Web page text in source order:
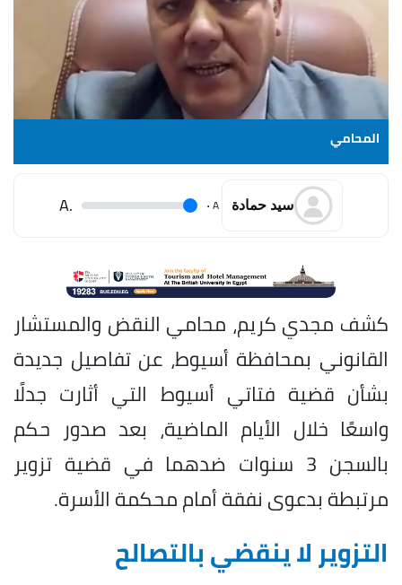
المحامي
سيد حمادة A
.
.A
كشف مجدي كريم، محامي النقض والمستشار
القانوني بمحافظة أسيوط، عن تفاصيل جديدة
بشأن قضية فتاتي أسيوط التي أثارت جدلًا
واسعًا خلال الأيام الماضية، بعد صدور حكم
بالسجن 3 سنوات ضدهما في قضية تزوير
مرتبطة بدعوى نفقة أمام محكمة الأسرة.
التزوير لا ينقضي بالتصالح